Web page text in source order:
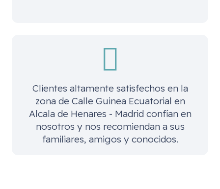
Clientes altamente satisfechos en la
zona de Calle Guinea Ecuatorial en
Alcala de Henares - Madridconfían en
nosotros y nos recomiendan a sus
familiares, amigos y conocidos.